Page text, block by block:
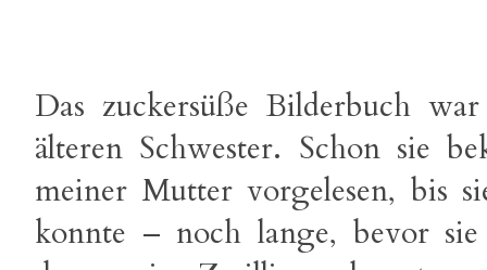
Das zuckersüße Bilderbuch
älteren Schwester. Schon sie
meiner Mutter vorgelesen, bis
konnte – noch lange, bevor